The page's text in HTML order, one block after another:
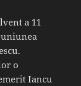
a 11
o
Iancu